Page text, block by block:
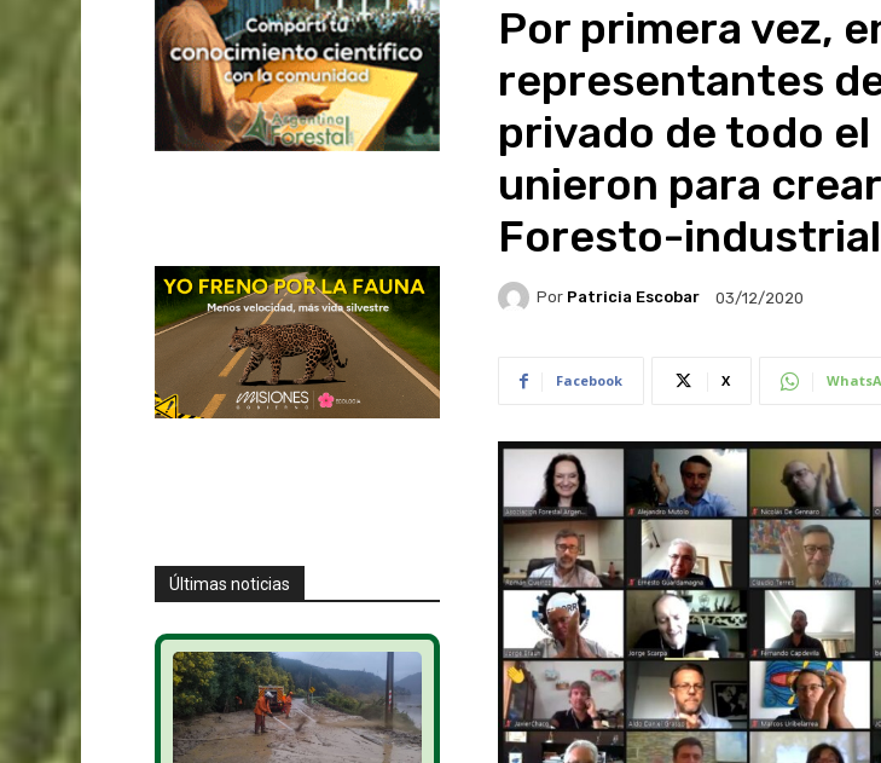
Últimas noticias
Por primera vez,
representantes
privado de todo el
unieron para
Foresto-
Por Patricia Escobar 03/12/2020
Facebook X